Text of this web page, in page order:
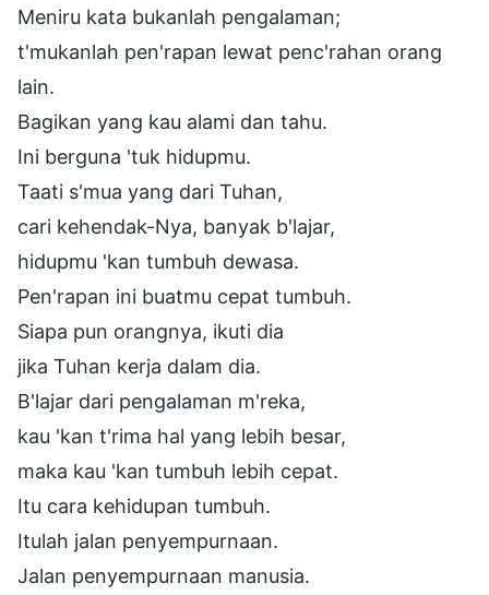
Meniru kata bukanlah pengalaman;
t'mukanlah pen'rapan lewat penc'rahan orang
lain.
Bagikan yang kau alami dan tahu.
Ini berguna 'tuk hidupmu.
Taati s'mua yang dari Tuhan,
cari kehendak-Nya, banyak b'lajar,
hidupmu 'kan tumbuh dewasa.
Pen'rapan ini buatmu cepat tumbuh.
Siapa pun orangnya, ikuti dia
jika Tuhan kerja dalam dia.
B'lajar dari pengalaman m'reka,
kau 'kan t'rima hal yang lebih besar,
maka kau 'kan tumbuh lebih cepat.
Itu cara kehidupan tumbuh.
Itulah jalan penyempurnaan.
Jalan penyempurnaan manusia.